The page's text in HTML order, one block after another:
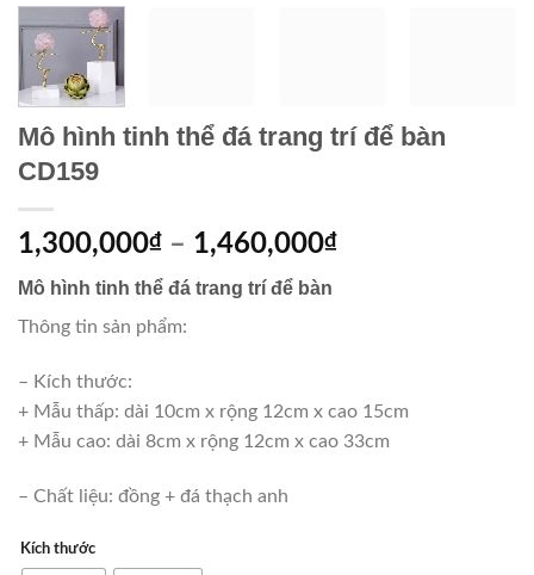
Mô hình tinh thể đá trang trí để bàn
CD159
1,300,000₫ – 1,460,000₫
Mô hình tinh thể đá trang trí để bàn
Thông tin sản phẩm:
– Kích thước:
+ Mẫu thấp: dài 10cm x rộng 12cm x cao 15cm
+ Mẫu cao: dài 8cm x rộng 12cm x cao 33cm
– Chất liệu: đồng + đá thạch anh
Kích thước